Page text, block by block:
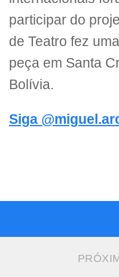
participar do
de Teatro fez
peça em Santa
Bolívia.
Siga